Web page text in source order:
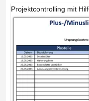
Projektcontrolling mit